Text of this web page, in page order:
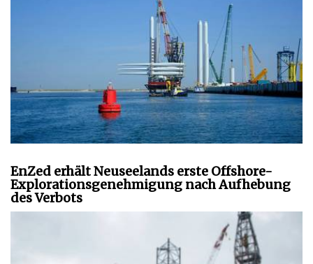
EnZed erhält Neuseelands erste Offshore-
Explorationsgenehmigung nach Aufhebung
des Verbots